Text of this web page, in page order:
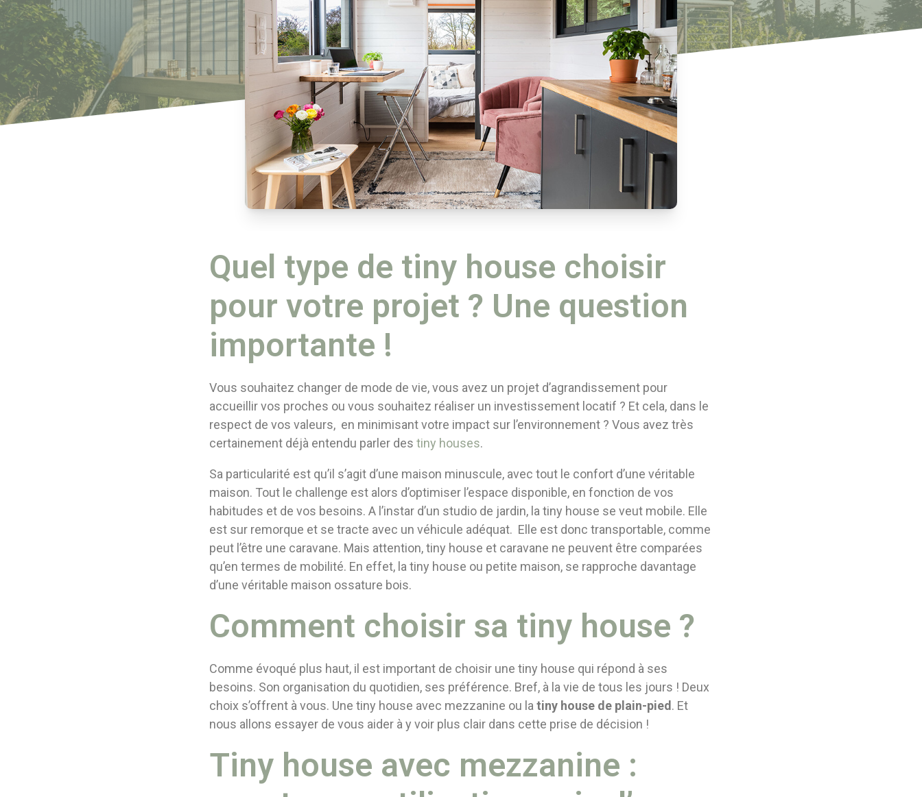
Quel type de tiny house choisir
pour votre projet ? Une question
importante !
Vous souhaitez changer de mode de vie, vous avez un projet d’agrandissement pour
accueillir vos proches ou vous souhaitez réaliser un investissement locatif ? Et cela, dans le
respect de vos valeurs, en minimisant votre impact sur l’environnement ? Vous avez très
certainement déjà entendu parler destiny houses.
Sa particularité est qu’il s’agit d’une maison minuscule, avec tout le confort d’une véritable
maison. Tout le challenge est alors d’optimiser l’espace disponible, en fonction de vos
habitudes et de vos besoins. A l’instar d’un studio de jardin, la tiny house se veut mobile. Elle
est sur remorque et se tracte avec un véhicule adéquat. Elle est donc transportable, comme
peut l’être une caravane. Mais attention, tiny house et caravane ne peuvent être comparées
qu’en termes de mobilité. En effet, la tiny house ou petite maison, se rapproche davantage
d’une véritable maison ossature bois.
Comment choisir sa tiny house ?
Comme évoqué plus haut, il est important de choisir une tiny house qui répond à ses
besoins. Son organisation du quotidien, ses préférence. Bref, à la vie de tous les jours ! Deux
choix s’offrent à vous. Une tiny house avec mezzanine ou latiny house de plain-pied . Et
nous allons essayer de vous aider à y voir plus clair dans cette prise de décision !
Tiny house avec mezzanine :